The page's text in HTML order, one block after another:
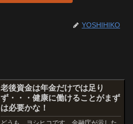
YOSHIHIKO
老後資金は年金だけでは足り
ず・・・健康に働けることがまず
は必要かな！